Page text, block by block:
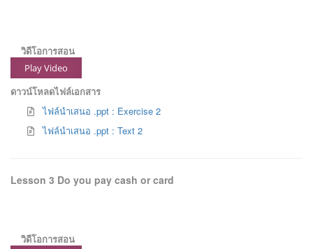
วิดีโอการสอน
Play Video
ดาวน์โหลดไฟล์เอกสาร
ไฟล์นำเสนอ .ppt : Exercise 2
ไฟล์นำเสนอ .ppt : Text 2
Lesson 3 Do you pay cash or card
วิดีโอการสอน